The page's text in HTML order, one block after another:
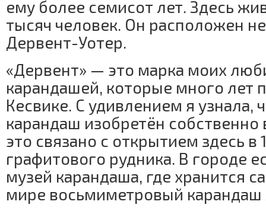
ему более семисот лет. Здесь
тысяч человек. Он расположен
Дервент-Уотер.
«Дервент» — это марка моих
карандашей, которые много лет
Кесвике. С удивлением я узнала,
карандаш изобретён собственно
это связано с открытием здесь в
графитового рудника. В городе
музей карандаша, где хранится
мире восьмиметровый карандаш